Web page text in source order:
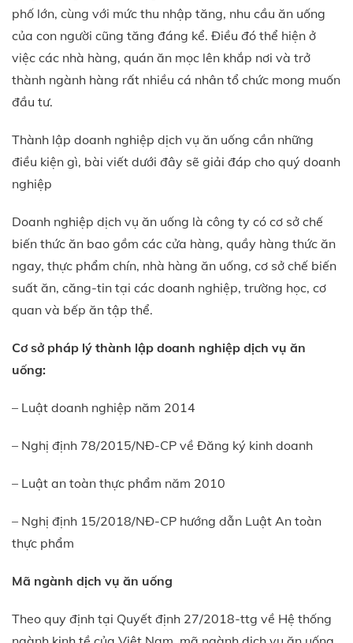
phố lớn, cùng với mức thu nhập tăng, nhu cầu ăn uống
của con người cũng tăng đáng kể. Điều đó thể hiện ở
việc các nhà hàng, quán ăn mọc lên khắp nơi và trở
thành ngành hàng rất nhiều cá nhân tổ chức mong muốn
đầu tư.
Thành lập doanh nghiệp dịch vụ ăn uống cần những
điều kiện gì, bài viết dưới đây sẽ giải đáp cho quý doanh
nghiệp
Doanh nghiệp dịch vụ ăn uống là công ty có cơ sở chế
biến thức ăn bao gồm các cửa hàng, quầy hàng thức ăn
ngay, thực phẩm chín, nhà hàng ăn uống, cơ sở chế biến
suất ăn, căng-tin tại các doanh nghiệp, trường học, cơ
quan và bếp ăn tập thể.
Cơ sở pháp lý thành lập doanh nghiệp dịch vụ ăn
uống:
– Luật doanh nghiệp năm 2014
– Nghị định 78/2015/NĐ-CP về Đăng ký kinh doanh
– Luật an toàn thực phẩm năm 2010
– Nghị định 15/2018/NĐ-CP hướng dẫn Luật An toàn
thực phẩm
Mã ngành dịch vụ ăn uống
Theo quy định tại Quyết định 27/2018-ttg về Hệ thống